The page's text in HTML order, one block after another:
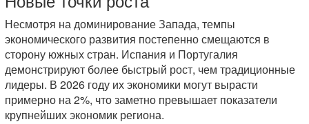
Несмотря на доминирование Запада, темпы
экономического развития постепенно смещаются в
сторону южных стран. Испания и Португалия
демонстрируют более быстрый рост, чем традиционные
лидеры. В 2026 году их экономики могут вырасти
примерно на 2%, что заметно превышает показатели
крупнейших экономик региона.